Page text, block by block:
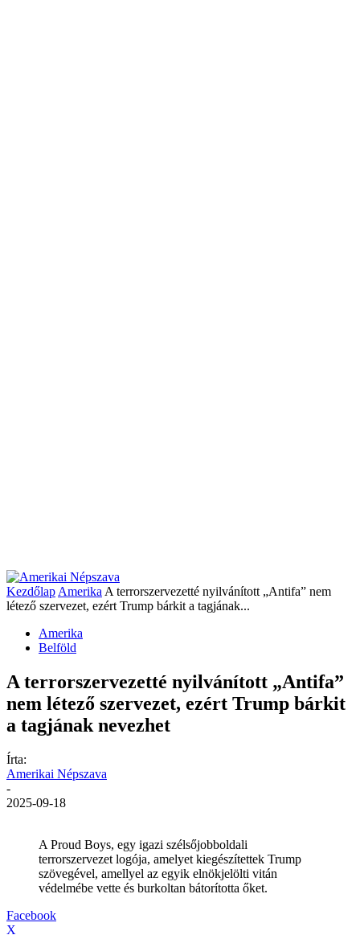
Kezdőlap Amerika A terrorszervezetté nyilvánított „Antifa” nem
létező szervezet, ezért Trump bárkit a tagjának...
Amerika
Belföld
A terrorszervezetté nyilvánított „Antifa”
nem létező szervezet, ezért Trump bárkit
a tagjának nevezhet
Írta:
Amerikai Népszava
-
2025-09-18
A Proud Boys, egy igazi szélsőjobboldali
terrorszervezet logója, amelyet kiegészítettek Trump
szövegével, amellyel az egyik elnökjelölti vitán
védelmébe vette és burkoltan bátorította őket.
Facebook
X